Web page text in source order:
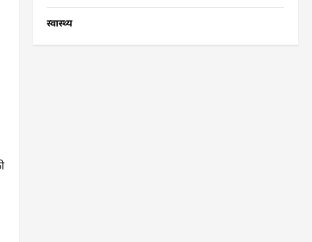
स्वास्थ्य